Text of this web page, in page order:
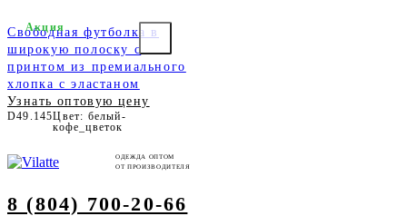
Свободная футболка в
широкую полоску с
принтом из премиального
хлопка с эластаном
Узнать оптовую цену
D49.145Цвет: белый-
кофе_цветок
Акция
ОДЕЖДА ОПТОМ
ОТ ПРОИЗВОДИТЕЛЯ
8 (804) 700-20-66